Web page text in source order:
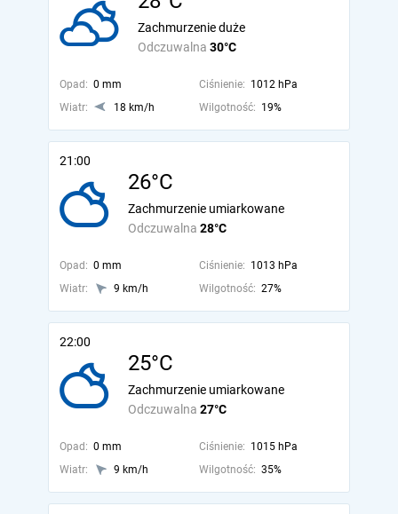
Odczuwalna 30°C
Zachmurzenie duże
Opad: 0 mm Ciśnienie: 1012 hPa
Wiatr:
18 km/h Wilgotność: 19%
21:00
26°C
Odczuwalna 28°C
Zachmurzenie umiarkowane
Opad: 0 mm Ciśnienie: 1013 hPa
Wiatr:
9 km/h Wilgotność: 27%
22:00
25°C
Odczuwalna 27°C
Zachmurzenie umiarkowane
Opad: 0 mm Ciśnienie: 1015 hPa
Wiatr:
9 km/h Wilgotność: 35%